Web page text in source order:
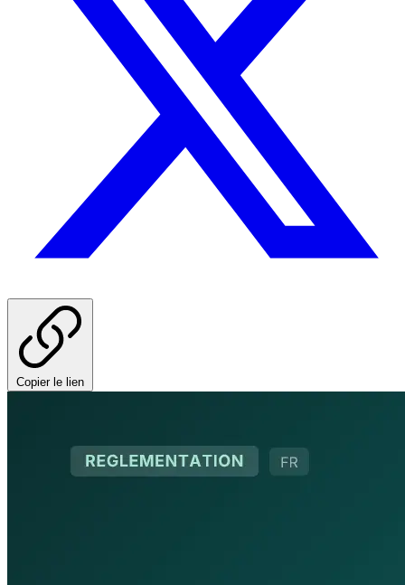
Copier le lien